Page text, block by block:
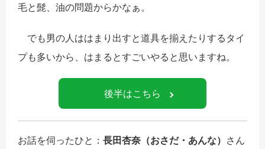
毛と髭、油の問題からかなぁ。
でも男の人ははまり出すと道具を揃えたりするタイ
プも多いから、はまるとすごいやると思いますね。
後半はこちら
お話を伺ったひと： 長田杏奈（おさだ・あんな） さん